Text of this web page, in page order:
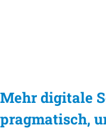
Mehr digitale
pragmatisch,